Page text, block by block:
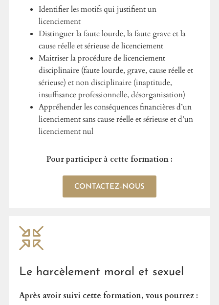
Identifier les motifs qui justifient un
licenciement
Distinguer la faute lourde, la faute grave et la
cause réelle et sérieuse de licenciement
Maitriser la procédure de licenciement
disciplinaire (faute lourde, grave, cause réelle et
sérieuse) et non disciplinaire (inaptitude,
insuffisance professionnelle, désorganisation)
Appréhender les conséquences financières d’un
licenciement sans cause réelle et sérieuse et d’un
licenciement nul
Pour participer à cette formation :
CONTACTEZ-NOUS
Le harcèlement moral et sexuel
Après avoir suivi cette formation, vous pourrez :